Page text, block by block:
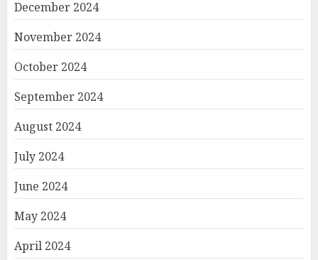
December 2024
November 2024
October 2024
September 2024
August 2024
July 2024
June 2024
May 2024
April 2024